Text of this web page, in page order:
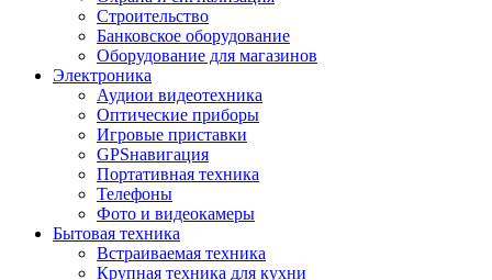
Строительство
Банковское оборудование
Оборудование для магазинов
Электроника
Аудиои видеотехника
Оптические приборы
Игровые приставки
GPSнавигация
Портативная техника
Телефоны
Фото и видеокамеры
Бытовая техника
Встраиваемая техника
Крупная техника для кухни